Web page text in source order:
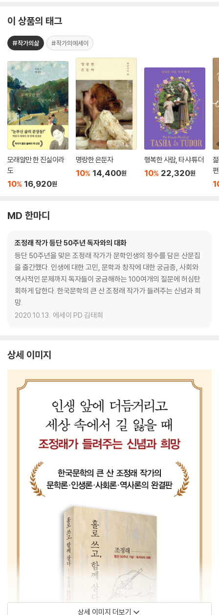
이 상품의 태그
#작가의삶 #작가의에세이
모래알만 한 진실이라
도
10% 16,920원
명랑한 은둔자
10% 14,400원
행복한 사람, 타샤 튜더
10% 22,320원
MD 한마디
조정래 작가 등단 50주년 독자와의 대화
등단 50주년을 맞은 조정래 작가가 문학인생의 정수를 담은 산문집
을 출간했다. 인생에 대한 고민, 문학과 창작에 대한 궁금증, 사회와
역사적인 문제까지 독자들이 궁금해하는 100여개의 질문에 허심탄
회하게 답한다. 한국문학의 큰 산 조정래 작가가 들려주는 신념과 희
망.
2020.10.13. 에세이 PD 김태희
상세 이미지
상세 이미지 더보기